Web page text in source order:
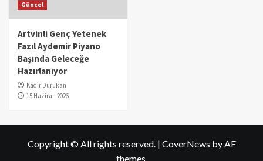
Güncel
Artvinli Genç Yetenek
Fazıl Aydemir Piyano
Başında Geleceğe
Hazırlanıyor
Kadir Durukan
15 Haziran 2026
Copyright © All rights reserved. | CoverNews by AF
themes.